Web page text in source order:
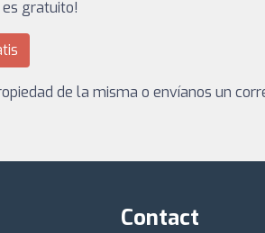
gratuito!
de la misma o envíanos un
Contact